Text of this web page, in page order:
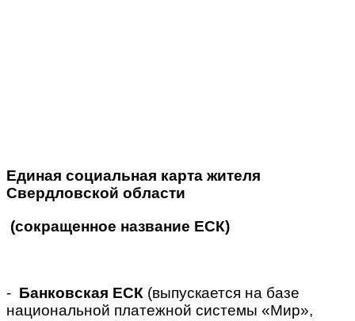
Единая социальная карта жителя
Свердловской области
(сокращенное название ЕСК)
- Банковская ЕСК (выпускается на базе
национальной платежной системы «Мир»,